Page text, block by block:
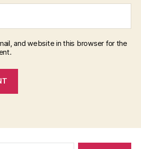
and website in this browser for the